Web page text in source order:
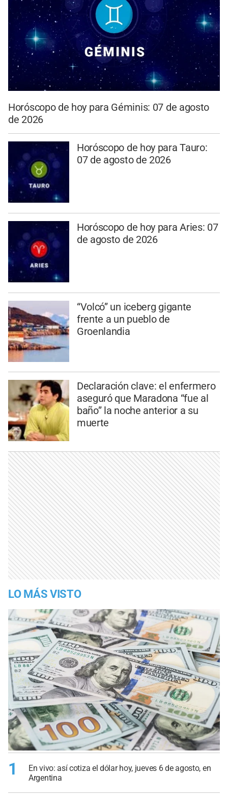
Horóscopo de hoy para Géminis: 07 de agosto
de 2026
Horóscopo de hoy para Tauro:
07 de agosto de 2026
Horóscopo de hoy para Aries: 07
de agosto de 2026
“Volcó” un iceberg gigante
frente a un pueblo de
Groenlandia
Declaración clave: el enfermero
aseguró que Maradona “fue al
baño” la noche anterior a su
muerte
LO MÁS VISTO
1
En vivo: así cotiza el dólar hoy, jueves 6 de agosto, en
Argentina